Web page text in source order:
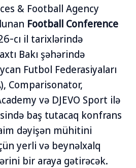
& Football Agency
Football Conference
cı il tarixlərində
Bakı şəhərində
Futbol Federasiyaları
Comparisonator,
və DJEVO Sport ilə
baş tutacaq konfrans
dəyişən mühitini
yerli və beynəlxalq
bir araya gətirəcək.